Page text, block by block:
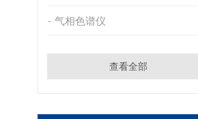
气相色谱仪
查看全部